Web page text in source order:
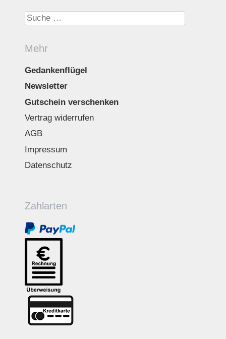
Suche nach:
Mehr
Gedankenflügel
Newsletter
Gutschein verschenken
Vertrag widerrufen
AGB
Impressum
Datenschutz
Zahlarten